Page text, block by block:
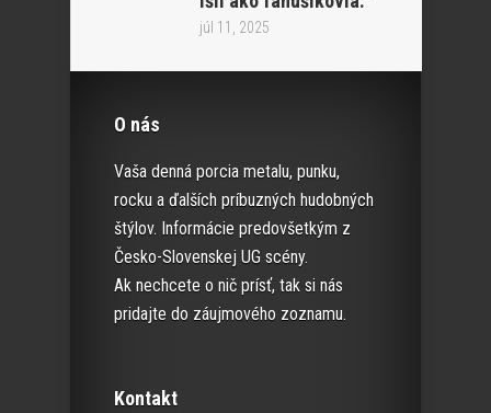
júl 11, 2025
O nás
Vaša denná porcia metalu, punku,
rocku a ďalších príbuzných hudobných
štýlov. Informácie predovšetkým z
Česko-Slovenskej UG scény.
Ak nechcete o nič prísť, tak si nás
pridajte do záujmového zoznamu.
Kontakt